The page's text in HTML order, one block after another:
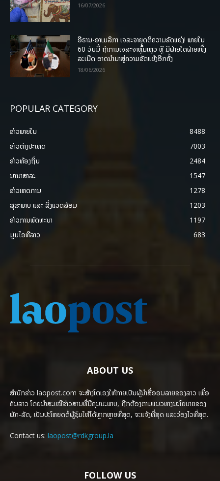
16/07/2026
ອີຣານ-ອາເມລິກາ ເຈລະຈາຍຸດຕິຄວາມຂັດແຍ່ງ! ພາຍໃນ
60 ວັນນີ້ ຖ້າການເຈລະຈາຫຼົ້ມເຫຼວ ຫຼື ມີຝ່າຍໃດຝ່າຍໜຶ່ງ
ລະເມີດ ອາດນໍາມາສູ່ຄວາມຂັດແຍ້ງອີກຄັ້ງ
18/06/2026
POPULAR CATEGORY
ຂ່າວພາຍ​ໃນ
8488
ຂ່າວຕ່າງປະເທດ
7003
ຂ່າວທ້ອງຖິ່ນ
2484
ນານາສາລະ
1547
ຂ່າວເຫດການ
1278
ສຸຂະພາບ ແລະ ສີ່ງແວດລ້ອມ
1203
ຂ່າວການພັດທະນາ
1197
ມູມໄອທີລາວ
683
ABOUT US
ສຳນັກຂ່າວ laopost.com ຈະສ້າງໂຕເອງໃຫ້ກາຍເປັນຜູ້ນຳສື່ອອນລາຍຂອງລາວ ເພື່ອ
ຄົນລາວ ໂດຍນຳສະເໜີຂ່າວສານທີ່ມີຄຸນນະພາບ, ຖືກຕ້ອງຕາມແນວທາງນະໂຍບາຍຂອງ
ພັກ-ລັດ, ເປັນປະໂຫຍດຕໍ່ຜູ້ຊົມໃຫ້ໄດ້ຫຼາກຫຼາຍທີ່ສຸດ, ຈະແຈ້ງທີ່ສຸດ ແລະວ່ອງໄວທີ່ສຸດ.
Contact us: laopost@rdkgroup.la
FOLLOW US